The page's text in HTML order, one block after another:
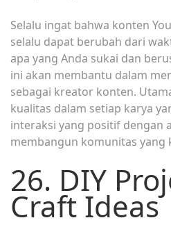
Selalu ingat bahwa konten
selalu dapat berubah dari
apa yang Anda sukai dan
ini akan membantu dalam
sebagai kreator konten.
kualitas dalam setiap karya
interaksi yang positif dengan
membangun komunitas yang
26. DIY
Craft Ideas